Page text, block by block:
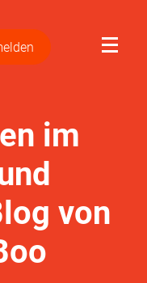
im
von